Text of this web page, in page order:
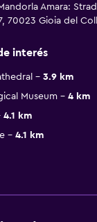
Amara:
70023 Gioia del
interés
3.9 km
Museum
4 km
4.1 km
4.1 km